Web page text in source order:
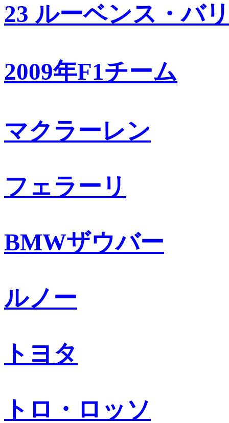
23 ルーベンス・バ
2009年F1チーム
マクラーレン
フェラーリ
BMWザウバー
ルノー
トヨタ
トロ・ロッソ